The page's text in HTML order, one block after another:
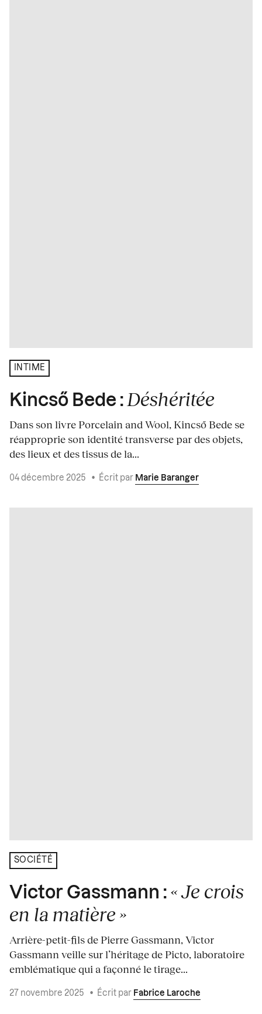
INTIME
Kincső Bede : Déshéritée
Dans son livre Porcelain and Wool, Kincső Bede se
réapproprie son identité transverse par des objets,
des lieux et des tissus de la...
04 décembre 2025 • Écrit par Marie Baranger
SOCIÉTÉ
Victor Gassmann : « Je crois
en la matière »
Arrière-petit-fils de Pierre Gassmann, Victor
Gassmann veille sur l’héritage de Picto, laboratoire
emblématique qui a façonné le tirage...
27 novembre 2025 • Écrit par Fabrice Laroche